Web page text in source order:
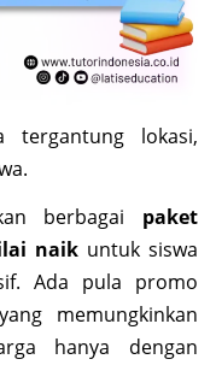
tergantung lokasi,
berbagai paket
naikuntuk siswa
Ada pula promo
memungkinkan
hanya dengan